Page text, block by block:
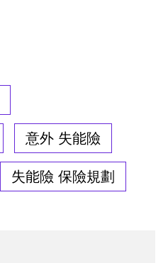
意外 失能險
失能險 保險規劃